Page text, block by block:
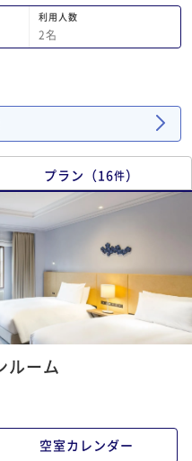
利用人数
2名
プラン （16件）
ルーム
空室カレンダー